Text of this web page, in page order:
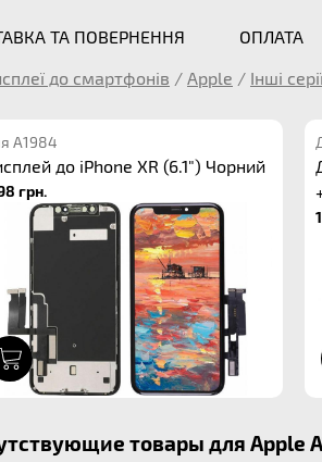
ТА ПОВЕРНЕННЯ ОПЛАТА
до смартфонів / Apple / Інші
A1984
до iPhone XR (6.1") Чорний
грн.
товары для Apple